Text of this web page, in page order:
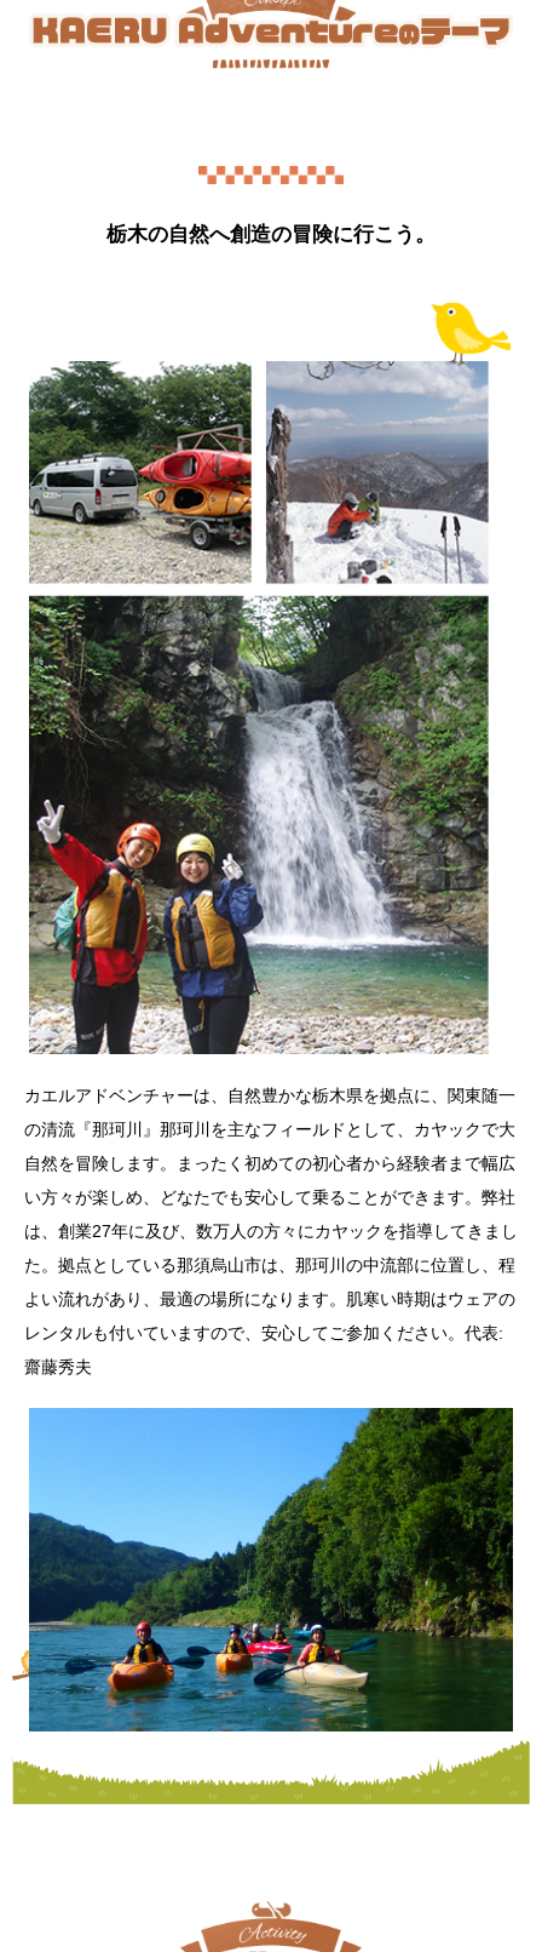
栃木の自然へ創造の冒険に行こう。
カエルアドベンチャーは、自然豊かな栃木県を拠点に、関東随一
の清流『那珂川』那珂川を主なフィールドとして、カヤックで大
自然を冒険します。まったく初めての初心者から経験者まで幅広
い方々が楽しめ、どなたでも安心して乗ることができます。弊社
は、創業27年に及び、数万人の方々にカヤックを指導してきまし
た。拠点としている那須烏山市は、那珂川の中流部に位置し、程
よい流れがあり、最適の場所になります。肌寒い時期はウェアの
レンタルも付いていますので、安心してご参加ください。代表:
齋藤秀夫